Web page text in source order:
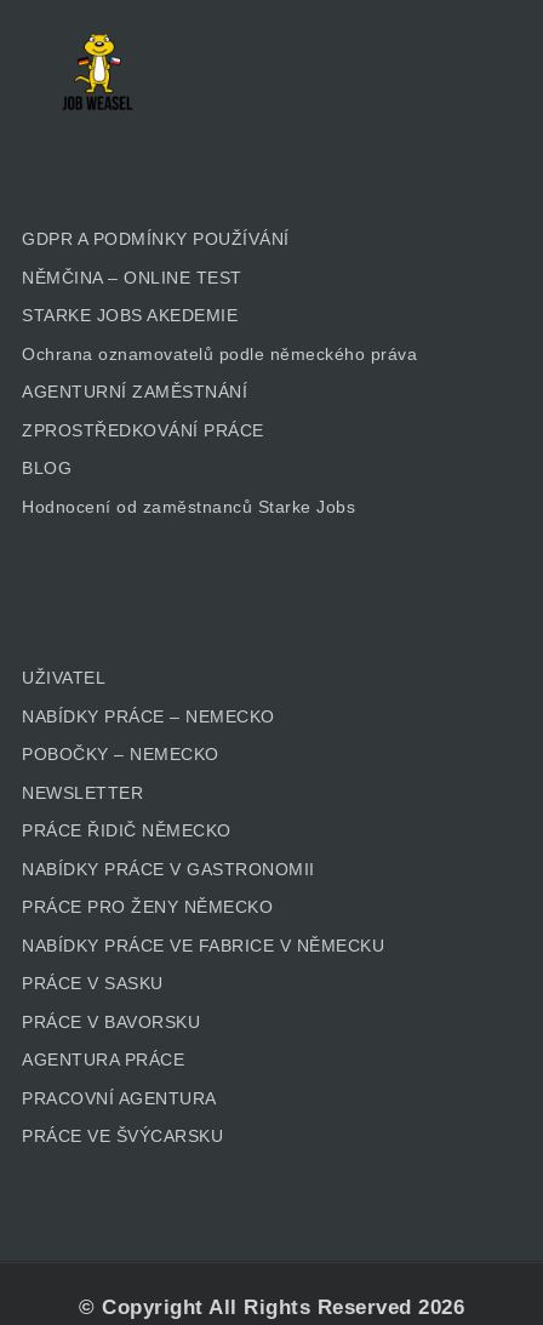
GDPR A PODMÍNKY POUŽÍVÁNÍ
NĚMČINA – ONLINE TEST
STARKE JOBS AKEDEMIE
Ochrana oznamovatelů podle německého práva
AGENTURNÍ ZAMĚSTNÁNÍ
ZPROSTŘEDKOVÁNÍ PRÁCE
BLOG
Hodnocení od zaměstnanců Starke Jobs
UŽIVATEL
NABÍDKY PRÁCE – NEMECKO
POBOČKY – NEMECKO
NEWSLETTER
PRÁCE ŘIDIČ NĚMECKO
NABÍDKY PRÁCE V GASTRONOMII
PRÁCE PRO ŽENY NĚMECKO
NABÍDKY PRÁCE VE FABRICE V NĚMECKU
PRÁCE V SASKU
PRÁCE V BAVORSKU
AGENTURA PRÁCE
PRACOVNÍ AGENTURA
PRÁCE VE ŠVÝCARSKU
© Copyright All Rights Reserved 2026